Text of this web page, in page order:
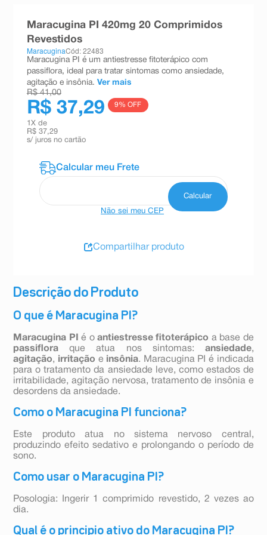
Descrição do Produto
O que é Maracugina PI?
Maracugina PI é oantiestresse fitoterápico a base de
passiflora que atua nos sintomas: ansiedade,
agitação, irritação e insônia. Maracugina PI é indicada
para o tratamento da ansiedade leve, como estados de
irritabilidade, agitação nervosa, tratamento de insônia e
desordens da ansiedade.
Como o Maracugina PI funciona?
Este produto atua no sistema nervoso central,
produzindo efeito sedativo e prolongando o período de
sono.
Como usar o Maracugina PI?
Posologia: Ingerir 1 comprimido revestido, 2 vezes ao
dia.
Qual é o principio ativo do Maracugina PI?
Maracugina PI 420mg 20 Comprimidos
Revestidos
MaracuginaCód: 22483
Maracugina PI é um antiestresse fitoterápico com
passiflora, ideal para tratar sintomas como ansiedade,
agitação e insônia. Ver mais
R$ 41,00
R$ 37,29 9% OFF
1 X de
R$ 37,29
s/ juros no cartão
Não sei meu CEP
Compartilhar produto
absorvente
10ºshampoo